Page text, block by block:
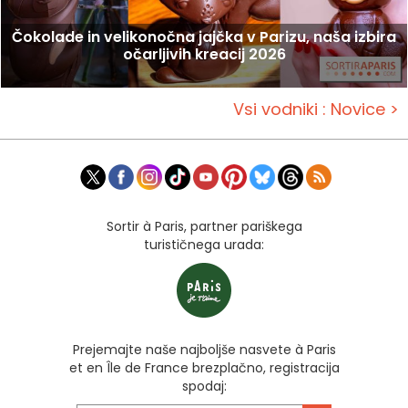
Čokolade in velikonočna jajčka v Parizu, naša izbira
očarljivih kreacij 2026
Vsi vodniki : Novice >
Sortir à Paris, partner pariškega
turističnega urada:
Prejemajte naše najboljše nasvete à Paris
et en Île de France brezplačno, registracija
spodaj: